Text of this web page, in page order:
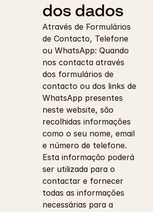
dos dados
Através de Formulários
de Contacto, Telefone
ou WhatsApp: Quando
nos contacta através
dos formulários de
contacto ou dos links de
WhatsApp presentes
neste website, são
recolhidas informações
como o seu nome, email
e número de telefone.
Esta informação poderá
ser utilizada para o
contactar e fornecer
todas as informações
necessárias para a